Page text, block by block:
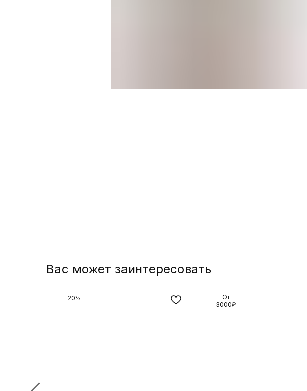
Вас может заинтересовать
-20%
От
3000₽